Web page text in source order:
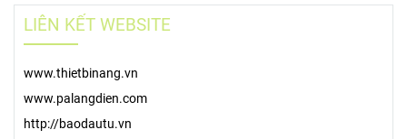
LIÊN KẾT WEBSITE
www.thietbinang.vn
www.palangdien.com
http://baodautu.vn